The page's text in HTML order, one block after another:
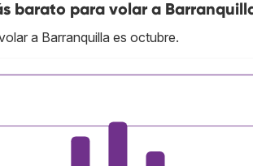
barato para volar a
a Barranquilla es octubre.